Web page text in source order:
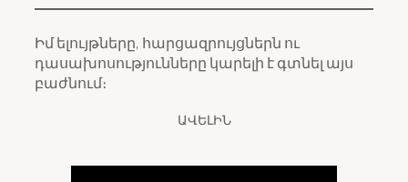
Իմ ելույթները, հարցազրույցներն ու
դասախոսությունները կարելի է գտնել այս
բաժնում։
ԱՎԵԼԻՆ